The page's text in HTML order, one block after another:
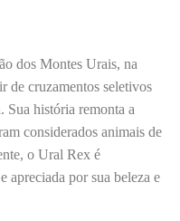
dos Montes Urais, na
de cruzamentos seletivos
Sua história remonta a
considerados animais de
o Ural Rex é
apreciada por sua beleza e